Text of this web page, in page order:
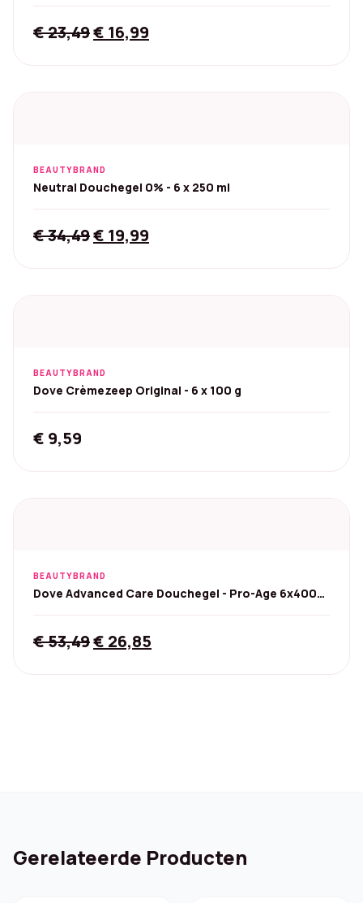
€23,49Original
€ 23,49.
€ 16,99
€ 16,99.
BEAUTYBRAND
Neutral Douchegel 0% - 6 x 250 ml
€34,49Original
€ 34,49.
€ 19,99
€ 19,99.
BEAUTYBRAND
Dove Crèmezeep Original - 6 x 100 g
€ 9,59
BEAUTYBRAND
Dove Advanced Care Douchegel - Pro-Age 6x400
€53,49Original
€ 26,85
Gerelateerde Producten